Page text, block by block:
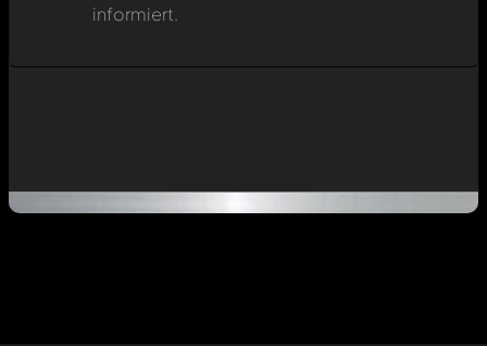
informiert.